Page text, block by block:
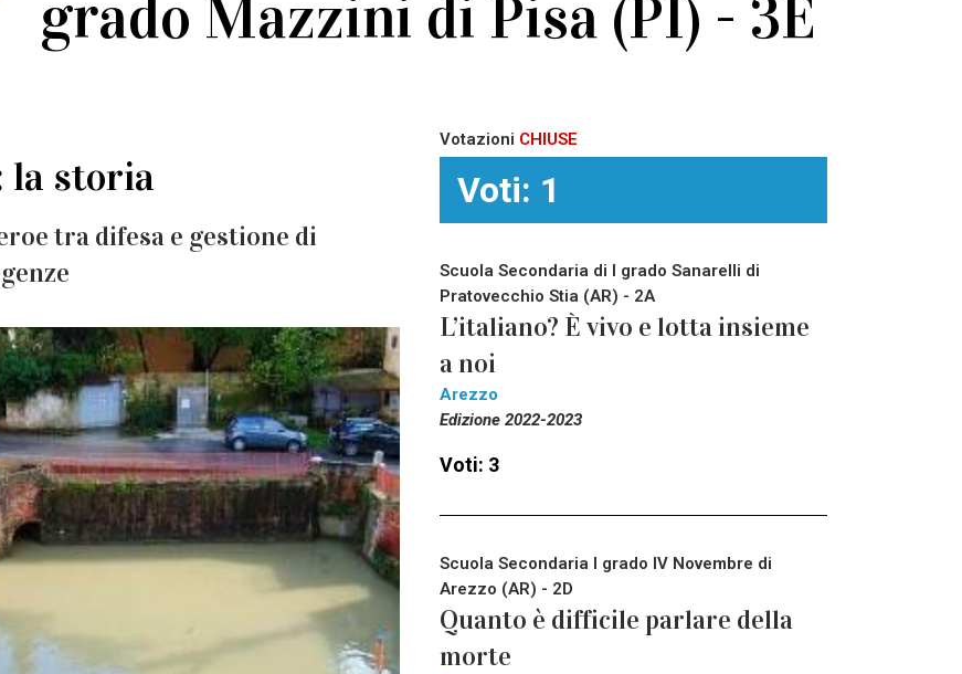
grado Mazzini di Pisa (PI) - 3E
la storia
tra difesa e gestione di
Votazioni CHIUSE
Voti: 1
Scuola Secondaria di I grado Sanarelli di
Pratovecchio Stia (AR) - 2A
L’italiano? È vivo e lotta insieme
a noi
Arezzo
Edizione 2022-2023
Voti: 3
Scuola Secondaria I grado IV Novembre di
Arezzo (AR) - 2D
Quanto è difficile parlare della
morte